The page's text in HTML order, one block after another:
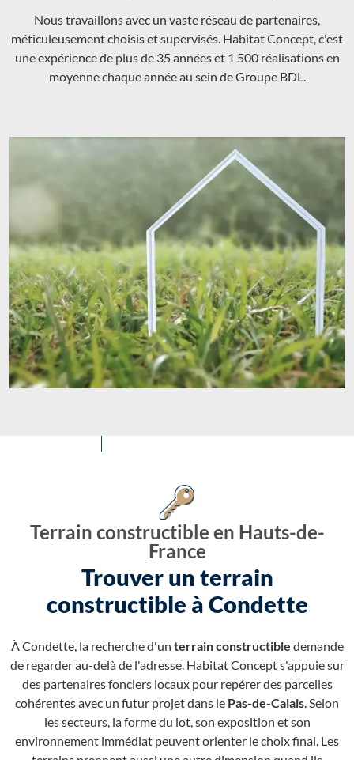
Nous travaillons avec un vaste réseau de partenaires,
méticuleusement choisis et supervisés. Habitat Concept, c'est
une expérience de plus de 35 années et 1 500 réalisations en
moyenne chaque année au sein de Groupe BDL.
Terrain constructible en Hauts-de-
France
Trouver un terrain
constructible à Condette
À Condette, la recherche d'un terrain constructible demande
de regarder au-delà de l'adresse. Habitat Concept s'appuie sur
des partenaires fonciers locaux pour repérer des parcelles
cohérentes avec un futur projet dans le Pas-de-Calais. Selon
les secteurs, la forme du lot, son exposition et son
environnement immédiat peuvent orienter le choix final. Les